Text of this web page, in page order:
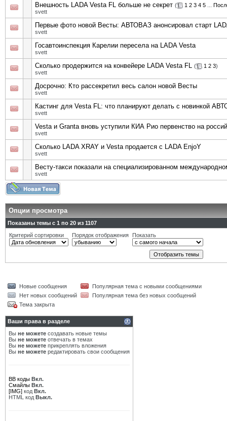
Внешность LADA Vesta FL больше не секрет ( 1 2 3 4 5
svett
Первые фото новой Весты: АВТОВАЗ анонсировал старт
svett
Госавтоинспекция Карелии пересела на LADA Vesta
svett
Сколько продержится на конвейере LADA Vesta FL ( 1 2 3)
svett
Досрочно: Кто рассекретил весь салон новой Весты
svett
Кастинг для Vesta FL: что планируют делать с новинкой
svett
Vesta и Granta вновь уступили КИА Рио первенство на
svett
Сколько LADA XRAY и Vesta продается с LADA EnjoY
svett
Весту-такси показали на специализированном
svett
Опции просмотра
Показаны темы с 1 по 20 из 1107
Критерий сортировки
Порядок отображения Показать
Новые сообщения
Популярная тема с новыми сообщениями
Нет новых сообщений
Популярная тема без новых сообщений
Тема закрыта
Ваши права в разделе
Вы не можете создавать новые темы
Вы не можете отвечать в темах
Вы не можете прикреплять вложения
Вы не можете редактировать свои сообщения
BB коды Вкл.
Смайлы Вкл.
[IMG] код Вкл.
HTML код Выкл.